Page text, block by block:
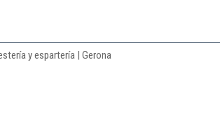
y espartería | Gerona